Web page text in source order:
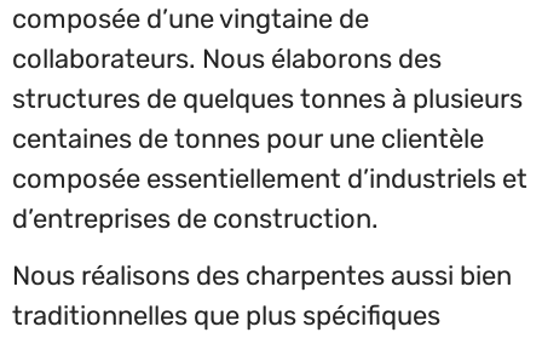
composée d’une vingtaine de
collaborateurs. Nous élaborons des
structures de quelques tonnes à plusieurs
centaines de tonnes pour une clientèle
composée essentiellement d’industriels et
d’entreprises de construction.
Nous réalisons des charpentes aussi bien
traditionnelles que plus spécifiques